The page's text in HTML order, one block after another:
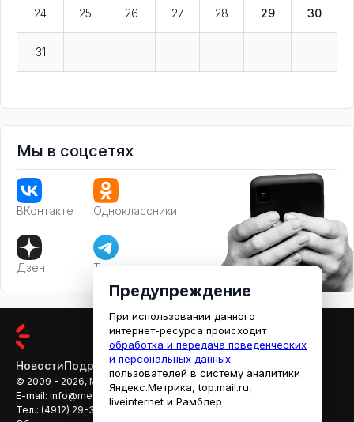
24 25 26 27 28 29 30
31
Мы в соцсетях
ВКонтакте Одноклассники
Дзен Телеграм
НовостиПодробностиАфишаКино
© 2009 - 2026, МЕДИАРЯЗАНЬ
E-mail: info@mediaryazan.ru,reklama@mediaryazan.ru
Тел.: (4912) 29-33-66
Предупреждение
При использовании данного
интернет-ресурса происходит
обработка и передача поведенческих
и персональных данных
пользователей в систему аналитики
Яндекс.Метрика, top.mail.ru,
liveinternet и Рамблер